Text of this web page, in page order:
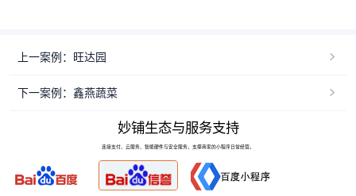
上一案例：旺达园
下一案例：鑫燕蔬菜
妙铺生态与服务支持
连接支付、云服务、智能硬件与安全服务，支撑商家的小程序日常经营。